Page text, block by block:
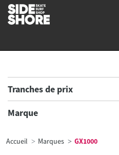
Tranches de prix
Marque
Accueil Marques GX1000